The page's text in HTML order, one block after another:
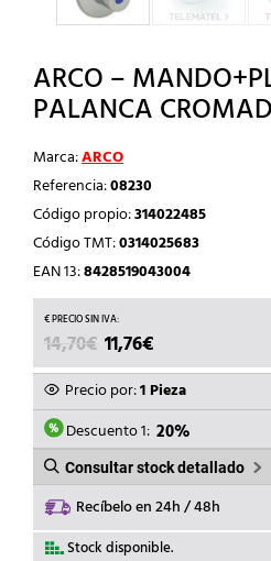
ARCO –
PALANCA
Marca:ARCO
Referencia:08230
Código propio:314022485
Código TMT:0314025683
EAN 13:8428519043004
14,70€ EL
PRECIO
ORIGINAL
ERA:
14,70€.
11,76€
PRECIO
ACTUAL
ES:
11,76€.
Precio por:1 Pieza
Descuento 1: 20%
Consultar stock detallado
Recíbelo en 24h / 48h
Stock disponible.